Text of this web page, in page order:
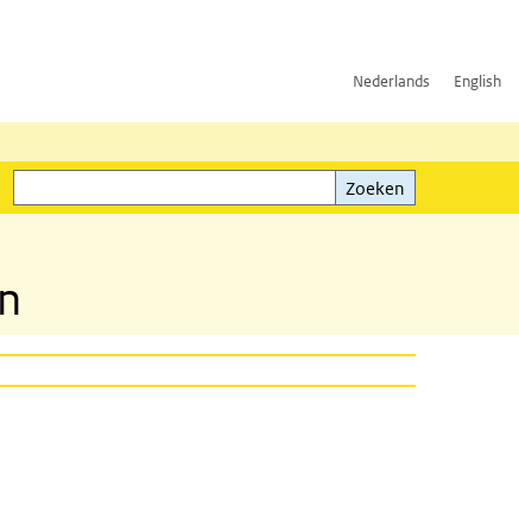
Nederlands English
Zoeken